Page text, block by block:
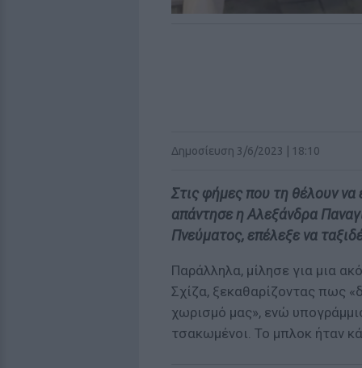
Δημοσίευση 3/6/2023 | 18:10
Στις φήμες που τη θέλουν να
απάντησε η Αλεξάνδρα
Πνεύματος, επέλεξε να
Παράλληλα, μίλησε για μια
Σχίζα, ξεκαθαρίζοντας πως
χωρισμό μας», ενώ
τσακωμένοι. Το μπλοκ ήταν